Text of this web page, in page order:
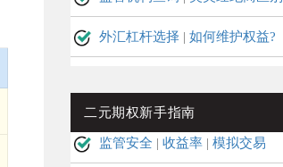
外汇杠杆选择 | 如何维护权益?
二元期权新手指南
监管安全 | 收益率 | 模拟交易